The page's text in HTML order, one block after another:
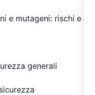
mutageni: rischi e
generali